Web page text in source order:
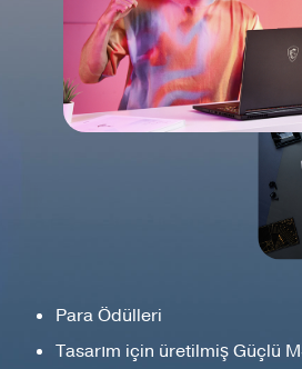
Para Ödülleri
Tasarım için üretilmiş Güçlü